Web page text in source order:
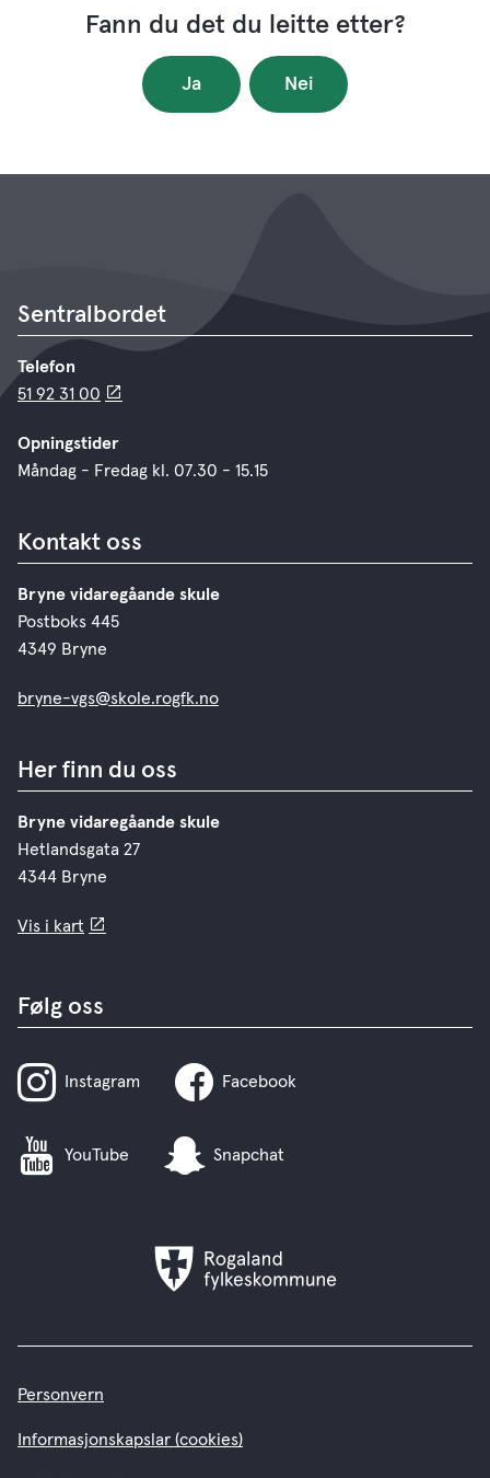
Fann du det du leitte etter?
Ja Nei
Sentralbordet
Telefon
51 92 31 00
Opningstider
Måndag - Fredag kl. 07.30 - 15.15
Kontakt oss
Bryne vidaregåande skule
Postboks 445
4349 Bryne
bryne-vgs@skole.rogfk.no
Her finn du oss
Bryne vidaregåande skule
Hetlandsgata 27
4344 Bryne
Vis i kart
Følg oss
Instagram Facebook
YouTube Snapchat
Rogaland
fylkeskommune
Personvern
Informasjonskapslar (cookies)